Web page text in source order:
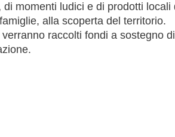
di momenti ludici e di prodotti
alla scoperta del territorio.
verranno raccolti fondi a